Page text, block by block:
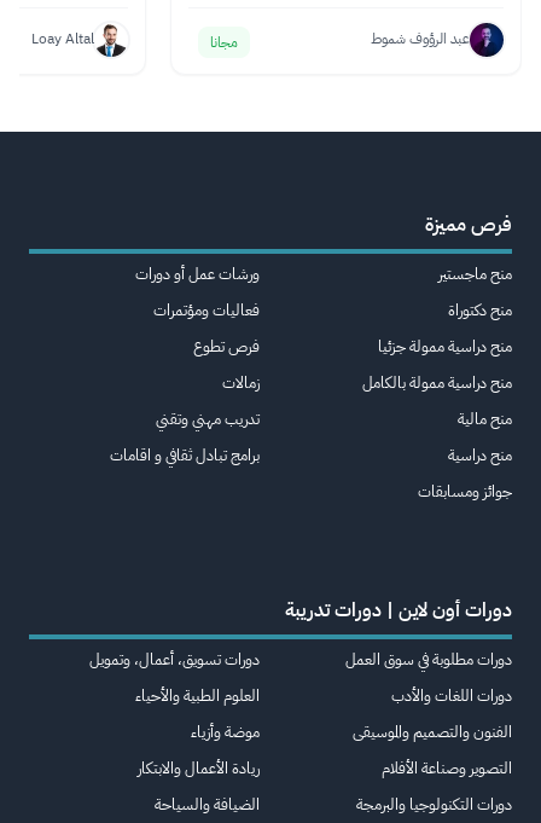
عبد الرؤوف شموط مجانا Loay Altal
فرص مميزة
منح ماجستير
منح دكتوراة
منح دراسية ممولة جزئيا
منح دراسية ممولة بالكامل
منح مالية
منح دراسية
جوائز ومسابقات
ورشات عمل أو دورات
فعاليات ومؤتمرات
فرص تطوع
زمالات
تدريب مهني وتقني
برامج تبادل ثقافي و اقامات
دورات أون لاين | دورات تدريبة
دورات مطلوبة في سوق العمل
دورات اللغات والأدب
الفنون والتصميم والموسيقى
التصوير وصناعة الأفلام
دورات التكنولوجيا والبرمجة
دورات تسويق، أعمال، وتمويل
العلوم الطبية والأحياء
موضة وأزياء
ريادة الأعمال والابتكار
الضيافة والسياحة